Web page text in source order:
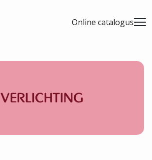
Online catalogus
VERLICHTING